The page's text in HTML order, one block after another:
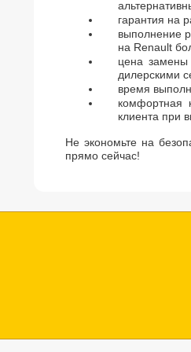
гарантия на
выполнение
на Renault
цена
дилерскими
время
комфортная
клиента при
Не экономьте на
прямо сейчас!